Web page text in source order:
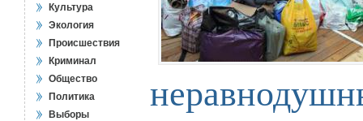
Культура
Экология
Происшествия
Криминал
Общество
Политика
Выборы